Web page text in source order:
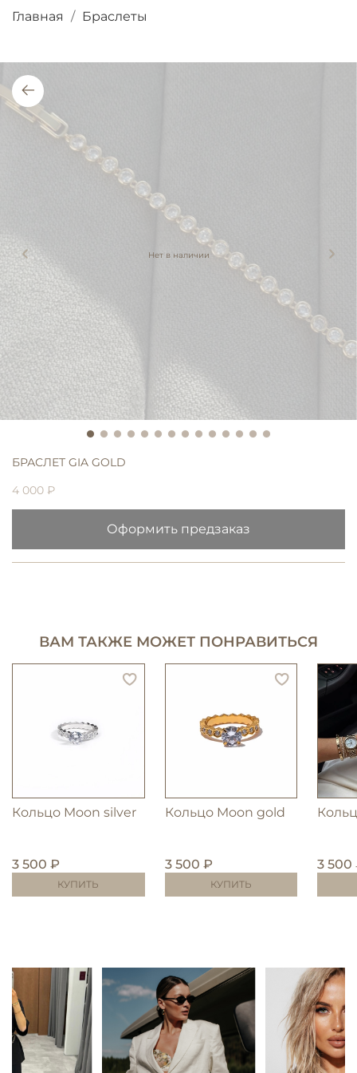
Главная Браслеты
Нет в наличии
БРАСЛЕТ GIA GOLD
4 000 ₽
Оформить предзаказ
ВАМ ТАКЖЕ МОЖЕТ ПОНРАВИТЬСЯ
Кольцо Moon silver
3 500 ₽
КУПИТЬ
Кольцо Moon gold
3 500 ₽
КУПИТЬ
3 500